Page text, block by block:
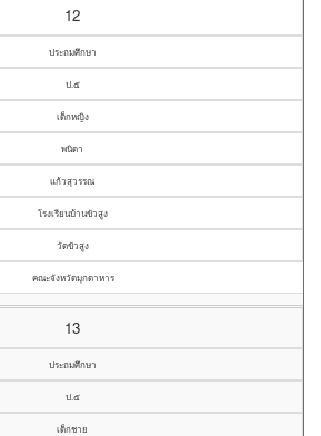
12
ประถมศึกษา
ป.๕
เด็กหญิง
พนิดา
แก้วสุวรรณ
โรงเรียนบ้านขัวสูง
วัดขัวสูง
คณะจังหวัดมุกดาหาร
13
ประถมศึกษา
ป.๕
เด็กชาย